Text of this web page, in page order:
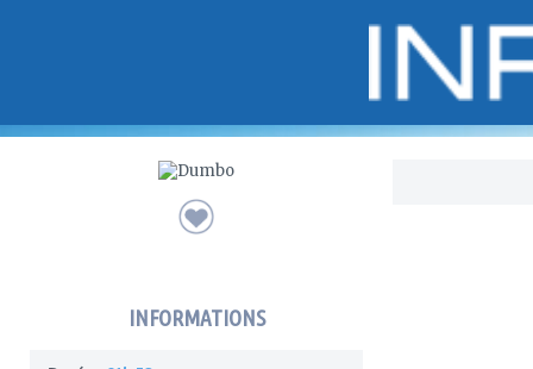
INFORMATIONS